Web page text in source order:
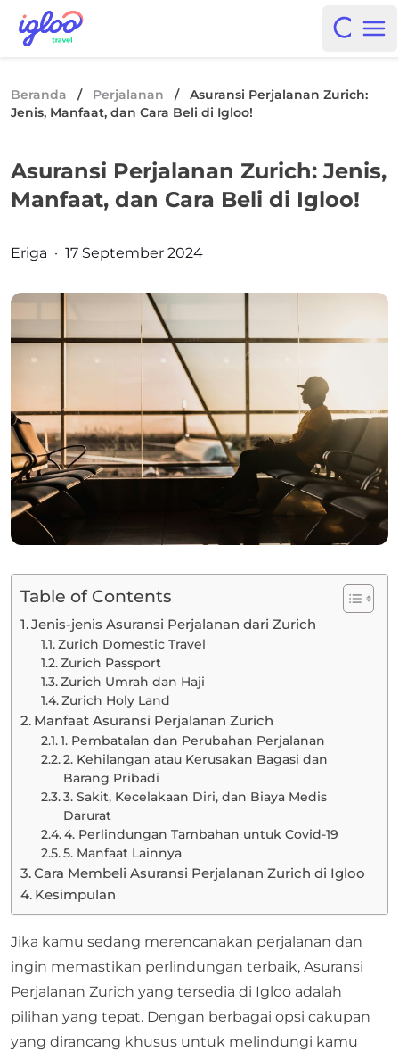
Skip to content
Igloo Blog
Open
Beranda / Perjalanan /
Asuransi Perjalanan Zurich:
Jenis, Manfaat, dan Cara Beli di Igloo!
Asuransi Perjalanan Zurich: Jenis,
Manfaat, dan Cara Beli di Igloo!
Posted by
Eriga · 17 September 2024
Table of Contents
Jenis-jenis Asuransi Perjalanan dari Zurich
Zurich Domestic Travel
Zurich Passport
Zurich Umrah dan Haji
Zurich Holy Land
Manfaat Asuransi Perjalanan Zurich
1. Pembatalan dan Perubahan Perjalanan
2. Kehilangan atau Kerusakan Bagasi dan
Barang Pribadi
3. Sakit, Kecelakaan Diri, dan Biaya Medis
Darurat
4. Perlindungan Tambahan untuk Covid-19
5. Manfaat Lainnya
Cara Membeli Asuransi Perjalanan Zurich di Igloo
Kesimpulan
Jika kamu sedang merencanakan perjalanan dan
ingin memastikan perlindungan terbaik, Asuransi
Perjalanan Zurich yang tersedia di Igloo adalah
pilihan yang tepat. Dengan berbagai opsi cakupan
yang dirancang khusus untuk melindungi kamu